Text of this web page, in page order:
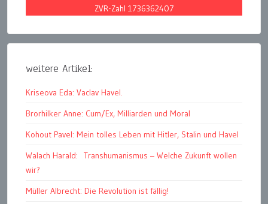
ZVR-Zahl 1736362407
weitere Artikel:
Kriseova Eda: Vaclav Havel.
Brorhilker Anne: Cum/Ex, Milliarden und Moral
Kohout Pavel: Mein tolles Leben mit Hitler, Stalin und Havel
Walach Harald: Transhumanismus – Welche Zukunft wollen
wir?
Müller Albrecht: Die Revolution ist fällig!